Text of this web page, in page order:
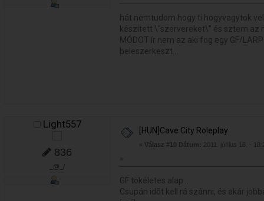
hát nemtudom hogy ti hogyvagytok
készített \"szervereket\" és sztem az
MÓDOT ír nem az aki fog egy GF/
beleszerkeszt....
Light557
836
_@_/
[HUN]Cave City Roleplay
« Válasz #10 Dátum:
2011. június 18. -
»
GF tökéletes alap...
Csupán idõt kell rá szánni, és akár